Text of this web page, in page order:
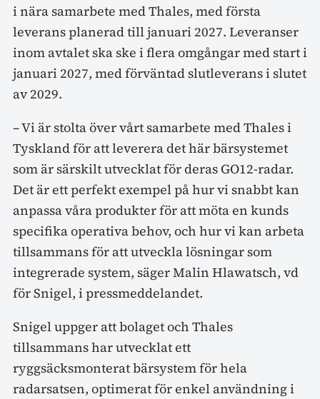
i nära samarbete med Thales, med första
leverans planerad till januari 2027. Leveranser
inom avtalet ska ske i flera omgångar med start i
januari 2027, med förväntad slutleverans i slutet
av 2029.
– Vi är stolta över vårt samarbete med Thales i
Tyskland för att leverera det här bärsystemet
som är särskilt utvecklat för deras GO12-radar.
Det är ett perfekt exempel på hur vi snabbt kan
anpassa våra produkter för att möta en kunds
specifika operativa behov, och hur vi kan arbeta
tillsammans för att utveckla lösningar som
integrerade system, säger Malin Hlawatsch, vd
för Snigel, i pressmeddelandet.
Snigel uppger att bolaget och Thales
tillsammans har utvecklat ett
ryggsäcksmonterat bärsystem för hela
radarsatsen, optimerat för enkel användning i